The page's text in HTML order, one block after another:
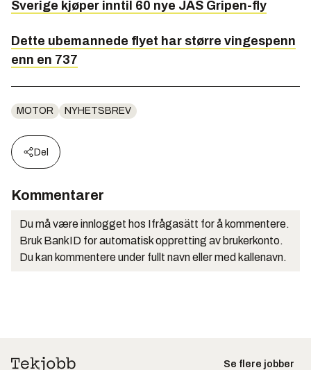
Sverige kjøper inntil 60 nye JAS Gripen-fly
Dette ubemannede flyet har større vingespenn
enn en 737
MOTOR NYHETSBREV
Del
Kommentarer
Du må være innlogget hos Ifrågasätt for å kommentere.
Bruk BankID for automatisk oppretting av brukerkonto.
Du kan kommentere under fullt navn eller med kallenavn.
Se flere jobber